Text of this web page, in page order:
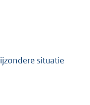
situatie